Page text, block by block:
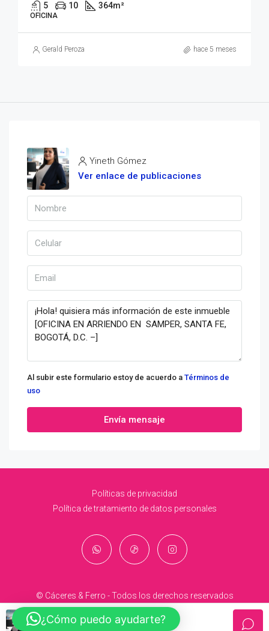
5 10 364m²
OFICINA
Gerald Peroza hace 5 meses
Yineth Gómez
Ver enlace de publicaciones
Al subir este formulario estoy de acuerdo a Términos de
uso
Envía mensaje
Políticas de privacidad
Política de tratamiento de datos personales
© Cáceres & Ferro - Todos los derechos reservados
Yineth Gómez
¿Cómo puedo ayudarte?